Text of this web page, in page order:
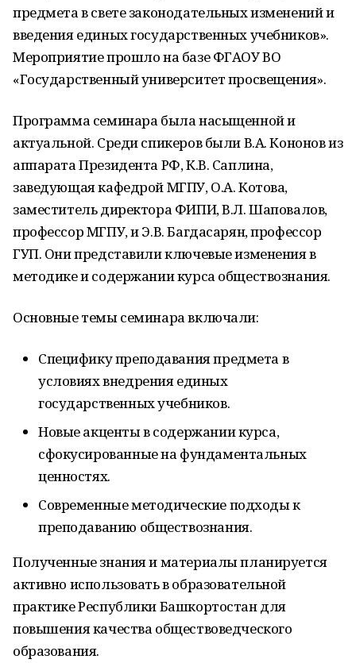
предмета в свете законодательных изменений и
введения единых государственных учебников».
Мероприятие прошло на базе ФГАОУ ВО
«Государственный университет просвещения».
Программа семинара была насыщенной и
актуальной. Среди спикеров были В.А. Кононов из
аппарата Президента РФ, К.В. Саплина,
заведующая кафедрой МГПУ, О.А. Котова,
заместитель директора ФИПИ, В.Л. Шаповалов,
профессор МГПУ, и Э.В. Багдасарян, профессор
ГУП. Они представили ключевые изменения в
методике и содержании курса обществознания.
Основные темы семинара включали:
Специфику преподавания предмета в
условиях внедрения единых
государственных учебников.
Новые акценты в содержании курса,
сфокусированные на фундаментальных
ценностях.
Современные методические подходы к
преподаванию обществознания.
Полученные знания и материалы планируется
активно использовать в образовательной
практике Республики Башкортостан для
повышения качества обществоведческого
образования.